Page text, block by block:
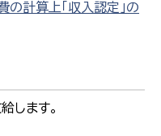
計算上「収入認定」の
します。